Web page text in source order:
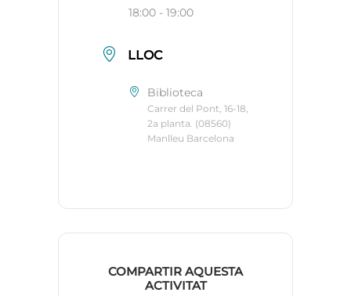
18:00 - 19:00
LLOC
Biblioteca
Carrer del Pont, 16-18,
2a planta. (08560)
Manlleu Barcelona
COMPARTIR AQUESTA
ACTIVITAT